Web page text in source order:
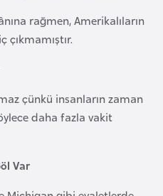
rağmen, Amerikalıların
çıkmamıştır.
çünkü insanların zaman
daha fazla vakit
Var